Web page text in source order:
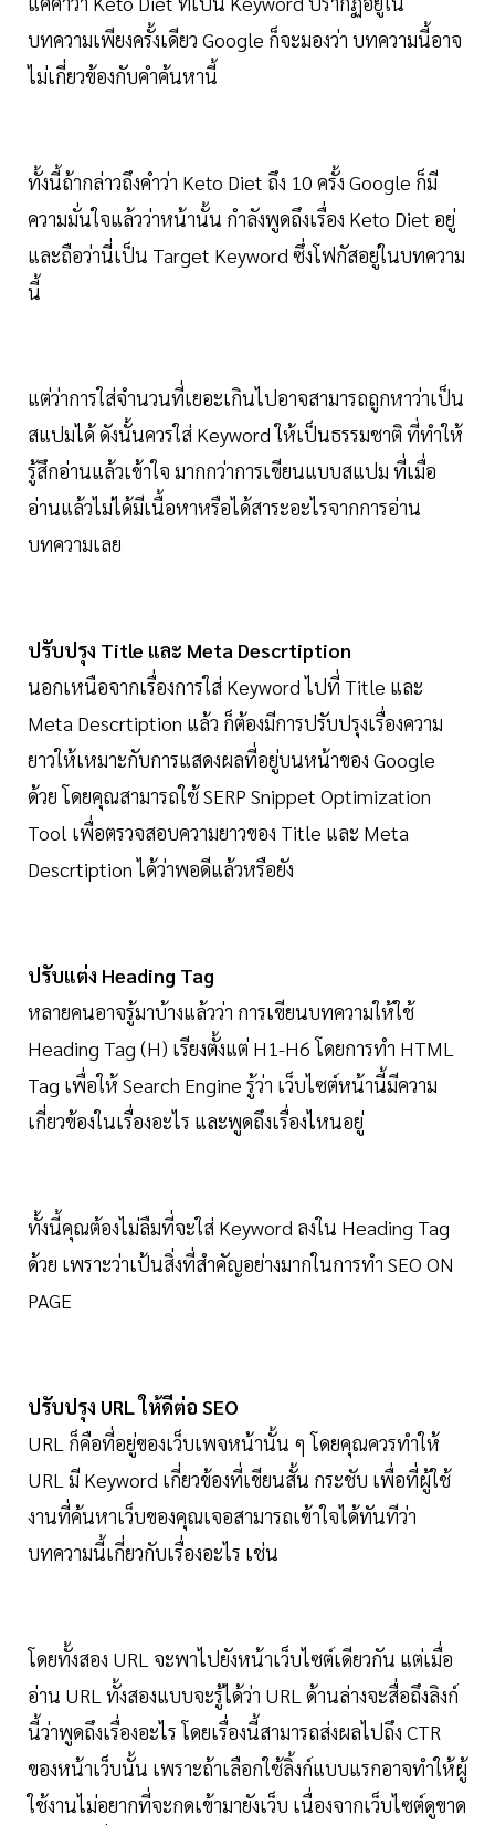
บทความเพียงครั้งเดียว Google ก็จะมองว่า บทความนี้อาจ
ไม่เกี่ยวข้องกับคำค้นหานี้
ทั้งนี้ถ้ากล่าวถึงคำว่า Keto Diet ถึง 10 ครั้ง Google ก็มี
ความมั่นใจแล้วว่าหน้านั้น กำลังพูดถึงเรื่อง Keto Diet อยู่
และถือว่านี่เป็น Target Keyword ซึ่งโฟกัสอยู่ในบทความ
นี้
แต่ว่าการใส่จำนวนที่เยอะเกินไปอาจสามารถถูกหาว่าเป็น
สแปมได้ ดังนั้นควรใส่ Keyword ให้เป็นธรรมชาติ ที่ทำให้
รู้สึกอ่านแล้วเข้าใจ มากกว่าการเขียนแบบสแปม ที่เมื่อ
อ่านแล้วไม่ได้มีเนื้อหาหรือได้สาระอะไรจากการอ่าน
บทความเลย
ปรับปรุง Title และ Meta Descrtiption
นอกเหนือจากเรื่องการใส่ Keyword ไปที่ Title และ
Meta Descrtiption แล้ว ก็ต้องมีการปรับปรุงเรื่องความ
ยาวให้เหมาะกับการแสดงผลที่อยู่บนหน้าของ Google
ด้วย โดยคุณสามารถใช้ SERP Snippet Optimization
Tool เพื่อตรวจสอบความยาวของ Title และ Meta
Descrtiption ได้ว่าพอดีแล้วหรือยัง
ปรับแต่ง Heading Tag
หลายคนอาจรู้มาบ้างแล้วว่า การเขียนบทความให้ใช้
Heading Tag (H) เรียงตั้งแต่ H1-H6 โดยการทำ HTML
Tag เพื่อให้ Search Engine รู้ว่า เว็บไซต์หน้านี้มีความ
เกี่ยวข้องในเรื่องอะไร และพูดถึงเรื่องไหนอยู่
ทั้งนี้คุณต้องไม่ลืมที่จะใส่ Keyword ลงใน Heading Tag
ด้วย เพราะว่าเป้นสิ่งที่สำคัญอย่างมากในการทำ SEO ON
PAGE
ปรับปรุง URL ให้ดีต่อ SEO
URL ก็คือที่อยู่ของเว็บเพจหน้านั้น ๆ โดยคุณควรทำให้
URL มี Keyword เกี่ยวข้องที่เขียนสั้น กระชับ เพื่อที่ผู้ใช้
งานที่ค้นหาเว็บของคุณเจอสามารถเข้าใจได้ทันทีว่า
บทความนี้เกี่ยวกับเรื่องอะไร เช่น
โดยทั้งสอง URL จะพาไปยังหน้าเว็บไซต์เดียวกัน แต่เมื่อ
อ่าน URL ทั้งสองแบบจะรู้ได้ว่า URL ด้านล่างจะสื่อถึงลิงก์
นี้ว่าพูดถึงเรื่องอะไร โดยเรื่องนี้สามารถส่งผลไปถึง CTR
ของหน้าเว็บนั้น เพราะถ้าเลือกใช้ลิ้งก์แบบแรกอาจทำให้ผู้
ใช้งานไม่อยากที่จะกดเข้ามายังเว็บ เนื่องจากเว็บไซต์ดูขาด